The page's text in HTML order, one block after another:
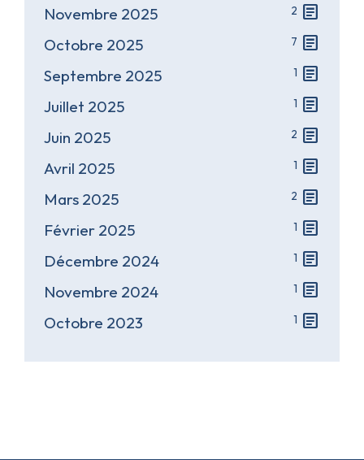
Novembre 2025 2 article
Octobre 2025 7 article
Septembre 2025 1 article
Juillet 2025 1 article
Juin 2025 2 article
Avril 2025 1 article
Mars 2025 2 article
Février 2025 1 article
Décembre 2024 1 article
Novembre 2024 1 article
Octobre 2023 1 article